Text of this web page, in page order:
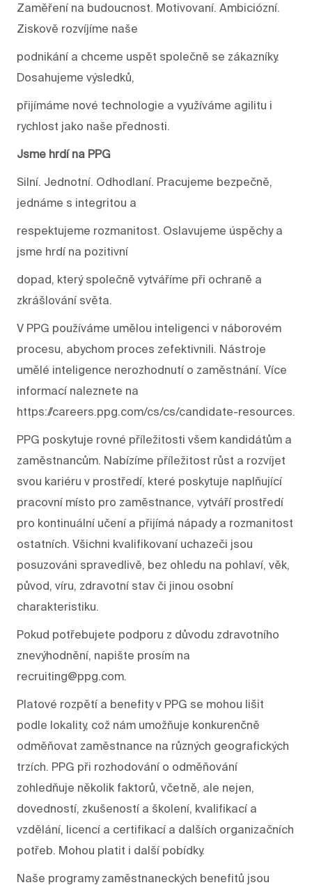
Zaměření na budoucnost. Motivovaní. Ambiciózní.
Ziskově rozvíjíme naše
podnikání a chceme uspět společně se zákazníky.
Dosahujeme výsledků,
přijímáme nové technologie a využíváme agilitu i
rychlost jako naše přednosti.
Jsme hrdí na PPG
Silní. Jednotní. Odhodlaní. Pracujeme bezpečně,
jednáme s integritou a
respektujeme rozmanitost. Oslavujeme úspěchy a
jsme hrdí na pozitivní
dopad, který společně vytváříme při ochraně a
zkrášlování světa.
V PPG používáme umělou inteligenci v náborovém
procesu, abychom proces zefektivnili. Nástroje
umělé inteligence nerozhodnutí o zaměstnání. Více
informací naleznete na
https://careers.ppg.com/cs/cs/candidate-resources.
PPG poskytuje rovné příležitosti všem kandidátům a
zaměstnancům. Nabízíme příležitost růst a rozvíjet
svou kariéru v prostředí, které poskytuje naplňující
pracovní místo pro zaměstnance, vytváří prostředí
pro kontinuální učení a přijímá nápady a rozmanitost
ostatních. Všichni kvalifikovaní uchazeči jsou
posuzováni spravedlivě, bez ohledu na pohlaví, věk,
původ, víru, zdravotní stav či jinou osobní
charakteristiku.
Pokud potřebujete podporu z důvodu zdravotního
znevýhodnění, napište prosím na
recruiting@ppg.com.
Platové rozpětí a benefity v PPG se mohou lišit
podle lokality, což nám umožňuje konkurenčně
odměňovat zaměstnance na různých geografických
trzích. PPG při rozhodování o odměňování
zohledňuje několik faktorů, včetně, ale nejen,
dovedností, zkušeností a školení, kvalifikací a
vzdělání, licencí a certifikací a dalších organizačních
potřeb. Mohou platit i další pobídky.
Naše programy zaměstnaneckých benefitů jsou